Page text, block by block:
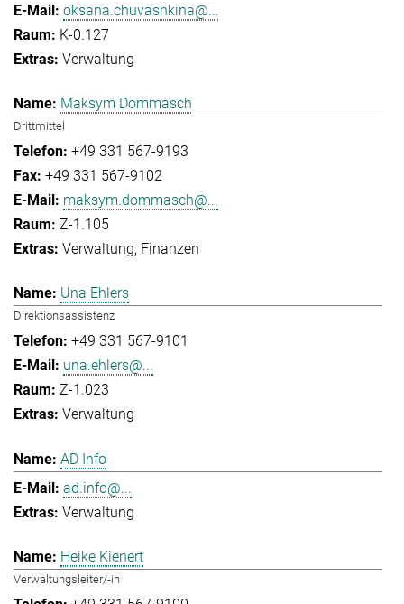
oksana.chuvashkina@...
K-0.127
Verwaltung
Maksym Dommasch
Drittmittel
+49 331 567-9193
+49 331 567-9102
maksym.dommasch@...
Z-1.105
Verwaltung Finanzen
Una Ehlers
Direktionsassistenz
+49 331 567-9101
una.ehlers@...
Z-1.023
Verwaltung
AD Info
ad.info@...
Verwaltung
Heike Kienert
Verwaltungsleiter/-in